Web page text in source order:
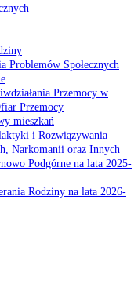
Problemów Społecznych
Przemocy w
Przemocy
mieszkań
i Rozwiązywania
Narkomanii oraz Innych
Podgórne na lata 2025-
Rodziny na lata 2026-